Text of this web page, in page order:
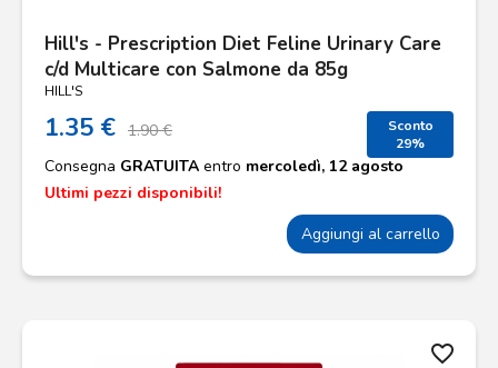
Hill's - Prescription Diet Feline Urinary Care
c/d Multicare con Salmone da 85g
HILL'S
1.35 € 1.90 €
Sconto
29%
Consegna GRATUITA entro mercoledì, 12 agosto
Ultimi pezzi disponibili!
Aggiungi al carrello
favorite_border